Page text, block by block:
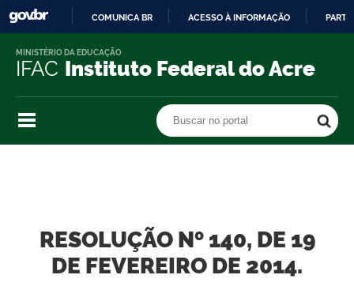
O
COMUNICA BR ACESSO À INFORMAÇÃO
IFAC Instituto Federal do Acre
MINISTÉRIO DA EDUCAÇÃO
Buscar no portal
RESOLUÇÃO Nº 140, DE 19
DE FEVEREIRO DE 2014.